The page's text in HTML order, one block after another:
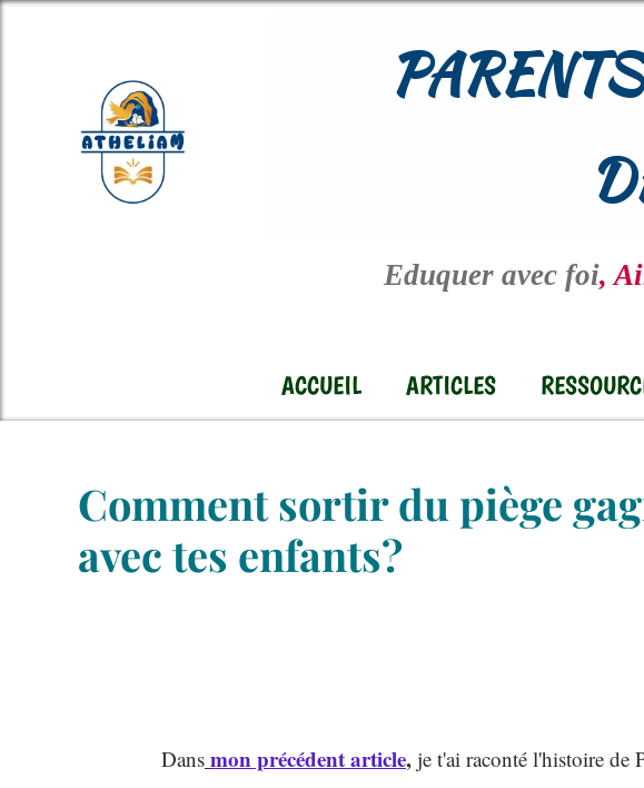
Eduquer avec foi,
ACCUEIL ARTICLES
Comment sortir du piège
avec tes enfants?
Dans mon précédent article, je t'ai raconté l'histoire de